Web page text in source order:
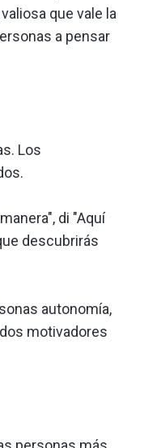
que vale la
a pensar
Los
di "Aquí
descubrirás
autonomía,
motivadores